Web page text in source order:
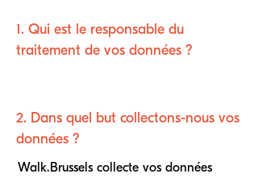
1. Qui est le responsable du
traitement de vos données ?
2. Dans quel but collectons-nous vos
données ?
Walk.Brussels collecte vos données